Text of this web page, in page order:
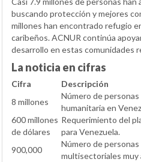
buscando protección y mejores
millones han encontrado refugio
caribeños. ACNUR continúa
desarrollo en estas comunidades
La noticia en cifras
Cifra
Descripción
8 millones
Número de
humanitaria en
600 millones
de dólares
Requerimiento del
para Venezuela.
900,000
Número de
multisectoriales muy